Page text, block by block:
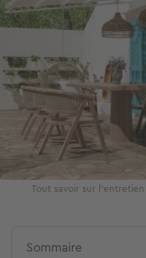
Tout savoir sur
Sommaire